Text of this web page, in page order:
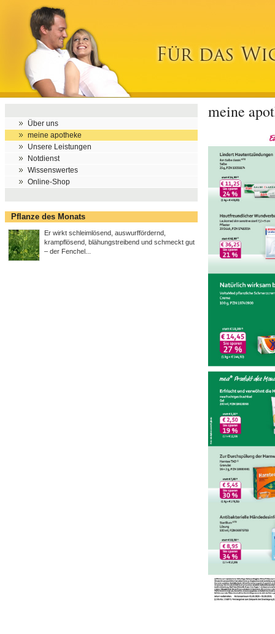
Über uns
meine apotheke
Unsere Leistungen
Notdienst
Wissenswertes
Online-Shop
Pflanze des Monats
Er wirkt schleimlösend, auswurffördernd,
krampflösend, blähungstreibend und schmeckt gut
– der Fenchel...
meine